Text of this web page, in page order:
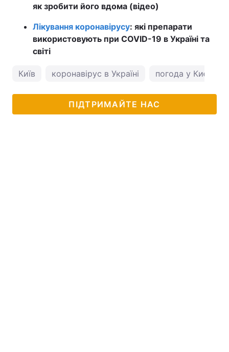
як зробити його вдома (відео)
Лікування коронавірусу: які препарати
використовують при COVID-19 в Україні та
світі
Київ коронавірус в Україні погода у Києві
ПІДТРИМАЙТЕ НАС